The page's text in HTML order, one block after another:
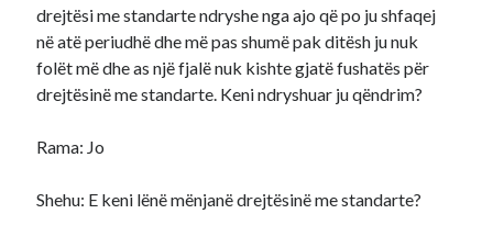
drejtësi me standarte ndryshe nga ajo që po ju shfaqej
në atë periudhë dhe më pas shumë pak ditësh ju nuk
folët më dhe as një fjalë nuk kishte gjatë fushatës për
drejtësinë me standarte. Keni ndryshuar ju qëndrim?
Rama: Jo
Shehu: E keni lënë mënjanë drejtësinë me standarte?